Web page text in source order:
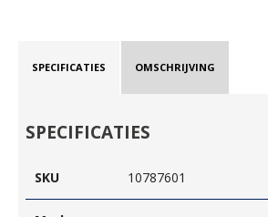
SPECIFICATIES OMSCHRIJVING
SPECIFICATIES
SKU 10787601